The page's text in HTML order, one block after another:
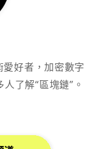
好者，加密數字
了解“區塊鏈”。